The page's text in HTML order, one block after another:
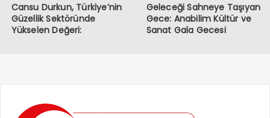
Cansu Durkun, Türkiye’nin
Güzellik Sektöründe
Yükselen Değeri:
Geleceği Sahneye Taşıyan
Gece: Anabilim Kültür ve
Sanat Gala Gecesi